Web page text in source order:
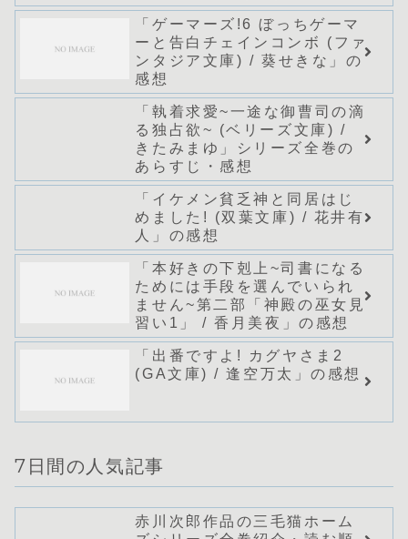
「ゲーマーズ!6 ぼっちゲーマ
ーと告白チェインコンボ (ファ
ンタジア文庫) / 葵せきな」の
感想
「執着求愛~一途な御曹司の滴
る独占欲~ (ベリーズ文庫) /
きたみまゆ」シリーズ全巻の
あらすじ・感想
「イケメン貧乏神と同居はじ
めました! (双葉文庫) / 花井有
人」の感想
「本好きの下剋上~司書になる
ためには手段を選んでいられ
ません~第二部「神殿の巫女見
習い1」 / 香月美夜」の感想
「出番ですよ! カグヤさま2
(GA文庫) / 逢空万太」の感想
7日間の人気記事
赤川次郎作品の三毛猫ホーム